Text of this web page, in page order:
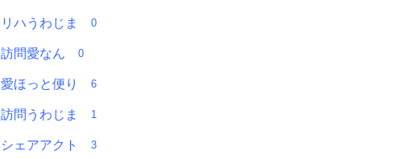
リハうわじま 0
訪問愛なん 0
愛ほっと便り 6
訪問うわじま 1
シェアアクト 3